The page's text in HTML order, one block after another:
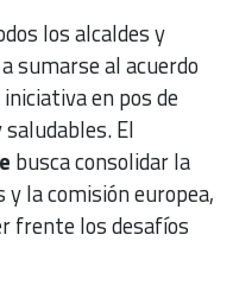
los alcaldes y
sumarse al acuerdo
en pos de
El
busca consolidar la
la comisión europea,
frente los desafíos